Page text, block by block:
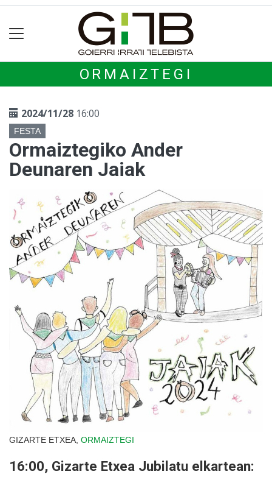
ORMAIZTEGI
2024/11/28 16:00
FESTA
Ormaiztegiko Ander
Deunaren Jaiak
GIZARTE ETXEA, ORMAIZTEGI
16:00, Gizarte Etxea Jubilatu elkartean: